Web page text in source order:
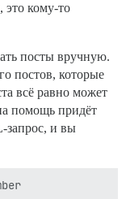
это кому-то
посты вручную.
постов, которые
всё равно может
помощь придёт
запрос, и вы